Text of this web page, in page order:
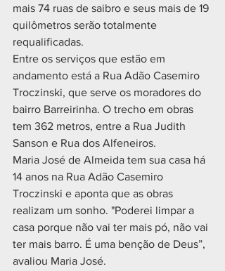
mais 74 ruas de saibro e seus mais de 19
quilômetros serão totalmente
requalificadas.
Entre os serviços que estão em
andamento está a Rua Adão Casemiro
Troczinski, que serve os moradores do
bairro Barreirinha. O trecho em obras
tem 362 metros, entre a Rua Judith
Sanson e Rua dos Alfeneiros.
Maria José de Almeida tem sua casa há
14 anos na Rua Adão Casemiro
Troczinski e aponta que as obras
realizam um sonho. "Poderei limpar a
casa porque não vai ter mais pó, não vai
ter mais barro. É uma benção de Deus”,
avaliou Maria José.